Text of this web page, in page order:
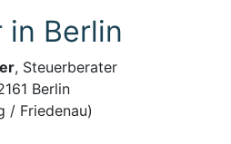
Berlin
, Steuerberater
Berlin
/ Friedenau)